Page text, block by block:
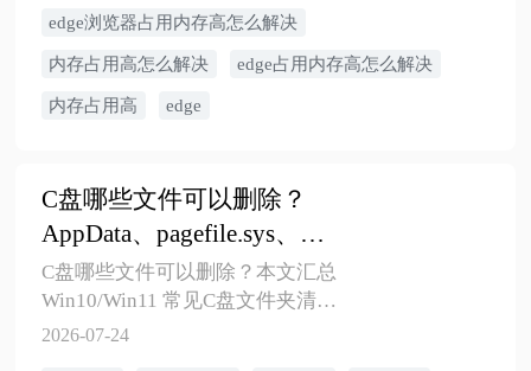
清理缓存和扩展，解决Edge内存
占用高、电脑卡顿等问题。
edge浏览器占用内存高怎么解决
内存占用高怎么解决 edge占用内存高怎么解决
内存占用高 edge
C盘哪些文件可以删除？
AppData、pagefile.sys、
Roaming、eSupport清理指
南
C盘哪些文件可以删除？本文汇总
Win10/Win11 常见C盘文件夹清理
方法，包括 AppData、
2026-07-24